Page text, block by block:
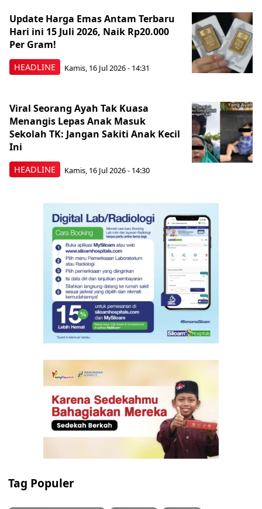
HEADLINE
Update Harga Emas Antam Terbaru
Hari ini 15 Juli 2026, Naik Rp20.000
Per Gram!
Kamis, 16 Jul 2026 - 14:31
HEADLINE
Viral Seorang Ayah Tak Kuasa
Menangis Lepas Anak Masuk
Sekolah TK: Jangan Sakiti Anak Kecil
Ini
Kamis, 16 Jul 2026 - 14:30
Tag Populer